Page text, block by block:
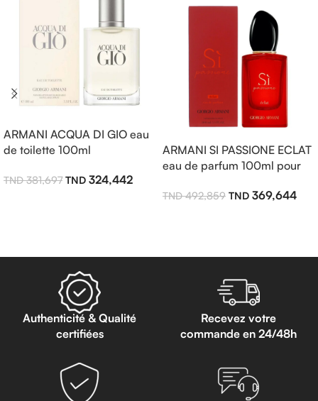
ARMANI ACQUA DI GIO eau
de toilette 100ml
381,697 324,442
ARMANI SI PASSIONE ECLAT
eau de parfum 100ml pour
492,859 369,644
Authenticité & Qualité
certifiées
Recevez votre
commande en 24/48h